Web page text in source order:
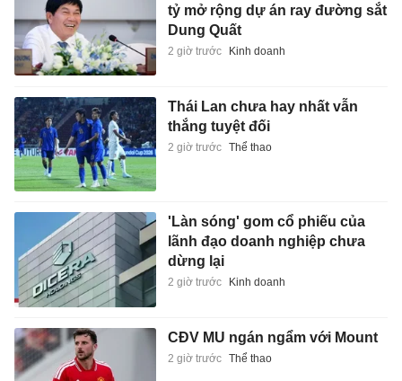
tỷ mở rộng dự án ray đường sắt
Dung Quất
2 giờ trước Kinh doanh
Thái Lan chưa hay nhất vẫn
thắng tuyệt đối
2 giờ trước Thể thao
'Làn sóng' gom cổ phiếu của
lãnh đạo doanh nghiệp chưa
dừng lại
2 giờ trước Kinh doanh
CĐV MU ngán ngẩm với Mount
2 giờ trước Thể thao